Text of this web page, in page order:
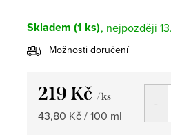
Skladem (1 ks)
Možnosti doručení
219 Kč / ks
Měrná
43,80 Kč / 100 ml